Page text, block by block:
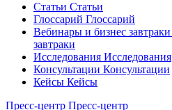
Статьи Статьи
Глоссарий Глоссарий
Вебинары и бизнес завтраки
завтраки
Исследования Исследования
Консультации Консультации
Кейсы Кейсы
Пресс-центр Пресс-центр